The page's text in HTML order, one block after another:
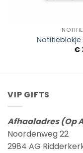
Notitieblokje
€
VIP GIFTS
Afhaaladres (Op
Noordenweg 22
2984 AG